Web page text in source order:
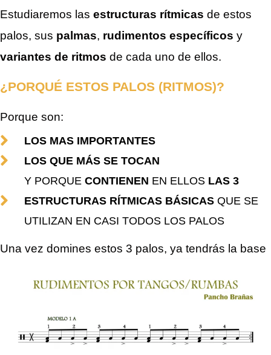
Estudiaremos las estructuras rítmicas de estos
palos, sus palmas, rudimentos específicos y
variantes de ritmos de cada uno de ellos.
¿PORQUÉ ESTOS PALOS (RITMOS)?
Porque son:
LOS MAS IMPORTANTES
LOS QUE MÁS SE TOCAN
Y PORQUE CONTIENEN EN ELLOS LAS 3
ESTRUCTURAS RÍTMICAS BÁSICAS QUE SE
UTILIZAN EN CASI TODOS LOS PALOS
Una vez domines estos 3 palos, ya tendrás la base